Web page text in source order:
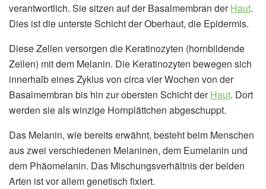
verantwortlich. Sie sitzen auf der Basalmembran derHaut.
Dies ist die unterste Schicht der Oberhaut, die Epidermis.
Diese Zellen versorgen die Keratinozyten (hornbildende
Zellen) mit dem Melanin. Die Keratinozyten bewegen sich
innerhalb eines Zyklus von circa vier Wochen von der
Basalmembran bis hin zur obersten Schicht derHaut. Dort
werden sie als winzige Hornplättchen abgeschuppt.
Das Melanin, wie bereits erwähnt, besteht beim Menschen
aus zwei verschiedenen Melaninen, dem Eumelanin und
dem Phäomelanin. Das Mischungsverhältnis der beiden
Arten ist vor allem genetisch fixiert.